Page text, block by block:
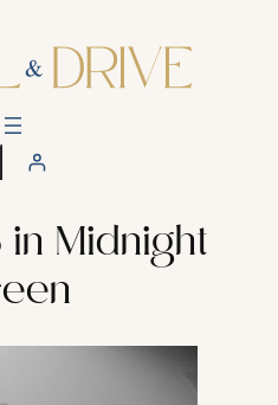
Midnight